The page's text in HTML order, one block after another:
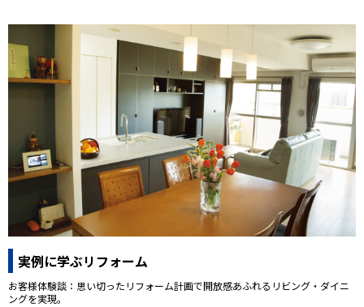
実例に学ぶリフォーム
お客様体験談：思い切ったリフォーム計画で開放感あふれるリビング・ダイニ
ングを実現。